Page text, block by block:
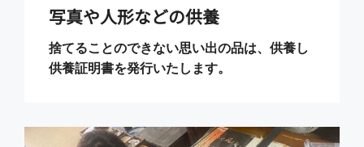
写真や人形などの供養
捨てることのできない思い出の品は、供養し
供養証明書を発行いたします。